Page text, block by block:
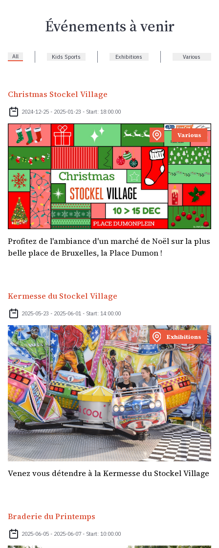
Événements à venir
All Kids Sports Exhibitions Various
Christmas Stockel Village
2024-12-25 - 2025-01-23 - Start: 18:00:00
Various
Profitez de l'ambiance d'un marché de Noël sur la plus
belle place de Bruxelles, la Place Dumon !
Kermesse du Stockel Village
2025-05-23 - 2025-06-01 - Start: 14:00:00
Exhibitions
Venez vous détendre à la Kermesse du Stockel Village
Braderie du Printemps
2025-06-05 - 2025-06-07 - Start: 10:00:00